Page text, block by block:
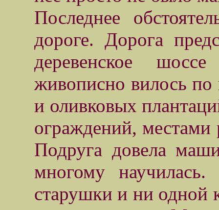
Последнее
дороге. Дорога
деревенское
живописно вилось по
и оливковых
ограждений, местами
Подруга довела
многому
старушки и ни одной